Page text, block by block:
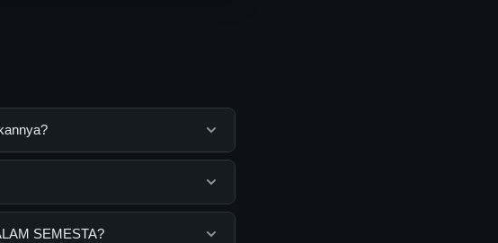
membantu pengguna
pengguna. Tidak ada biaya
SEMESTA?